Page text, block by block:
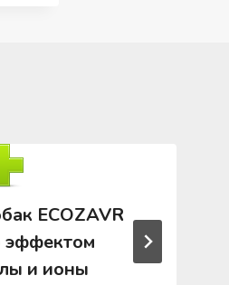
ECOZAVR
эффектом
и ионы